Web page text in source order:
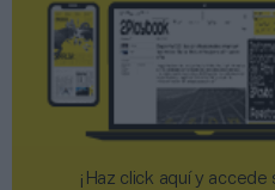
¡Haz click aquí y